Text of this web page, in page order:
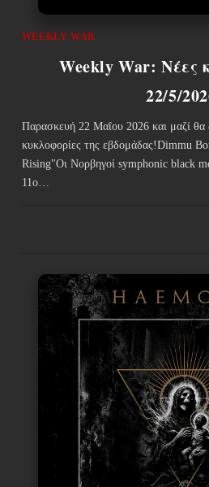
WEEKLY WAR
Weekly War: Νέες
22/5/
Παρασκευή 22 Μαΐου 2026 και μαζί θα
κυκλοφορίες της εβδομάδας!Dimmu
Rising"Οι Νορβηγοί symphonic black
11ο…